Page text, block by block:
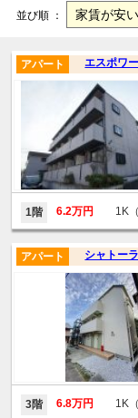
並び順 ：
エスポワ
アパート
1階 6.2万円 1K
シャトー
アパート
3階 6.8万円 1K